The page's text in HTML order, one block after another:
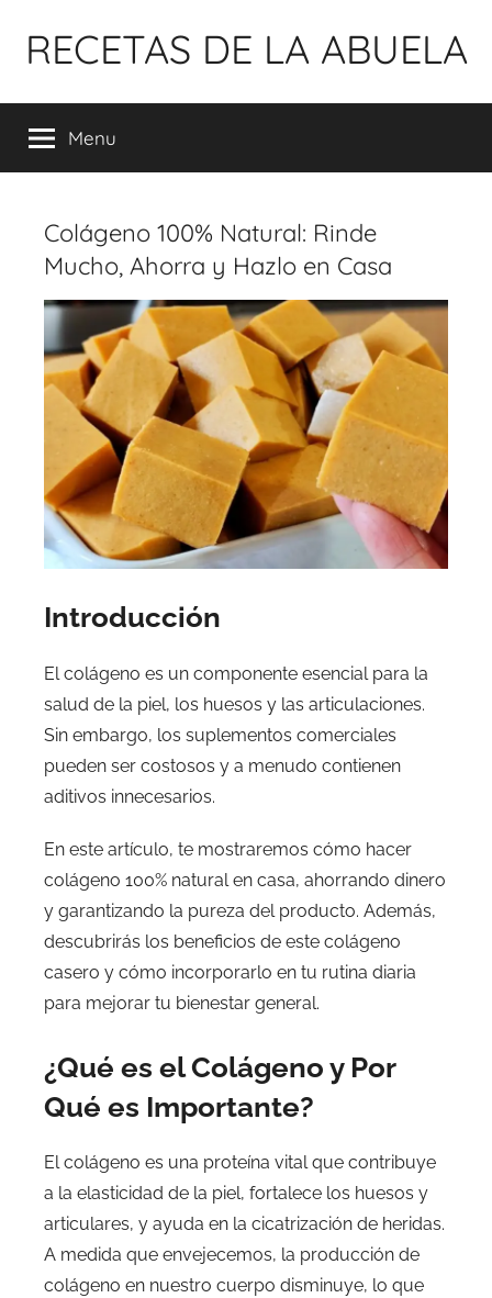
para
conteúdo
RECETAS DE LA ABUELA
Menu
Colágeno 100% Natural: Rinde
Mucho, Ahorra y Hazlo en Casa
Introducción
El colágeno es un componente esencial para la
salud de la piel, los huesos y las articulaciones.
Sin embargo, los suplementos comerciales
pueden ser costosos y a menudo contienen
aditivos innecesarios.
En este artículo, te mostraremos cómo hacer
colágeno 100% natural en casa, ahorrando dinero
y garantizando la pureza del producto. Además,
descubrirás los beneficios de este colágeno
casero y cómo incorporarlo en tu rutina diaria
para mejorar tu bienestar general.
¿Qué es el Colágeno y Por
Qué es Importante?
El colágeno es una proteína vital que contribuye
a la elasticidad de la piel, fortalece los huesos y
articulares, y ayuda en la cicatrización de heridas.
A medida que envejecemos, la producción de
colágeno en nuestro cuerpo disminuye, lo que